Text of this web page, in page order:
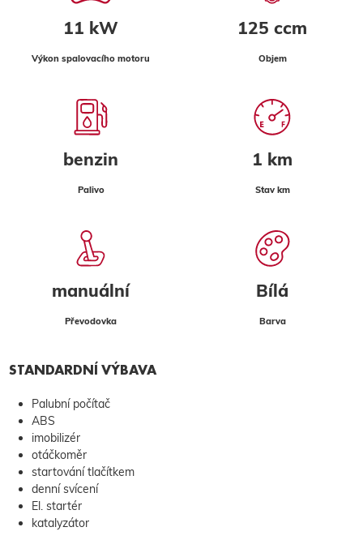
11 kW
Výkon spalovacího motoru
125 ccm
Objem
benzin
Palivo
1 km
Stav km
manuální
Převodovka
Bílá
Barva
STANDARDNÍ VÝBAVA
Palubní počítač
ABS
imobilizér
otáčkoměr
startování tlačítkem
denní svícení
El. startér
katalyzátor